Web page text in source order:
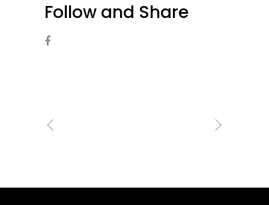
Follow and Share